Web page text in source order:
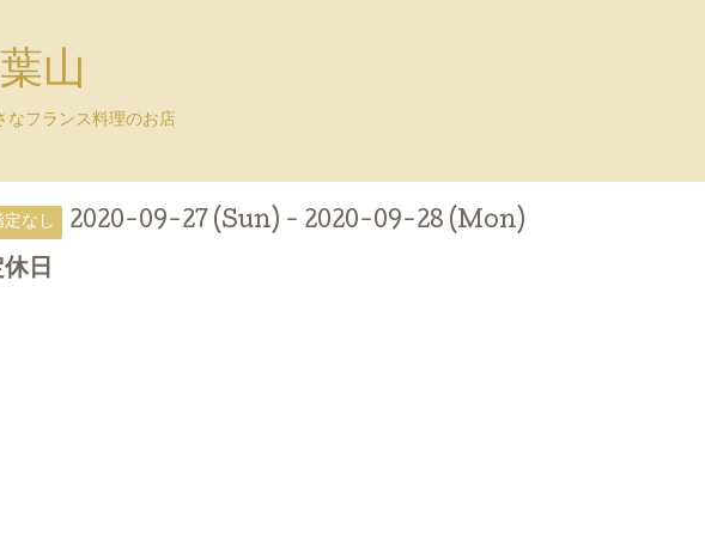
山
フランス料理のお店
定なし 2020-09-27 (Sun) - 2020-09-28 (Mon)
日